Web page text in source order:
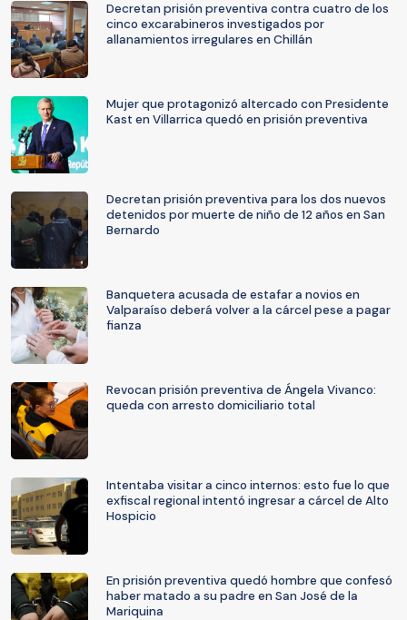
Decretan prisión preventiva contra cuatro de los
cinco excarabineros investigados por
allanamientos irregulares en Chillán
Mujer que protagonizó altercado con Presidente
Kast en Villarrica quedó en prisión preventiva
Decretan prisión preventiva para los dos nuevos
detenidos por muerte de niño de 12 años en San
Bernardo
Banquetera acusada de estafar a novios en
Valparaíso deberá volver a la cárcel pese a pagar
fianza
Revocan prisión preventiva de Ángela Vivanco:
queda con arresto domiciliario total
Intentaba visitar a cinco internos: esto fue lo que
exfiscal regional intentó ingresar a cárcel de Alto
Hospicio
En prisión preventiva quedó hombre que confesó
haber matado a su padre en San José de la
Mariquina